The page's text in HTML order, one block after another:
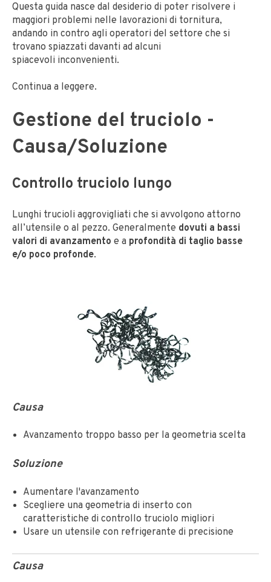
Questa guida nasce dal desiderio di poter risolvere i
maggiori problemi nelle lavorazioni di tornitura,
andando in contro agli operatori del settore che si
trovano spiazzati davanti ad alcuni
spiacevoli inconvenienti.
Continua a leggere.
Gestione del truciolo -
Causa/Soluzione
Controllo truciolo lungo
Lunghi trucioli aggrovigliati che si avvolgono attorno
all’utensile o al pezzo. Generalmente dovuti a bassi
valori di avanzamento e a profondità di taglio basse
e/o poco profonde.
Causa
Avanzamento troppo basso per la geometria scelta
Soluzione
Aumentare l'avanzamento
Scegliere una geometria di inserto con
caratteristiche di controllo truciolo migliori
Usare un utensile con refrigerante di precisione
Causa